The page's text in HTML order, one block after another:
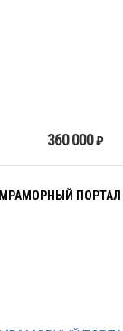
360 000₽
МРАМОРНЫЙ ПОРТАЛ